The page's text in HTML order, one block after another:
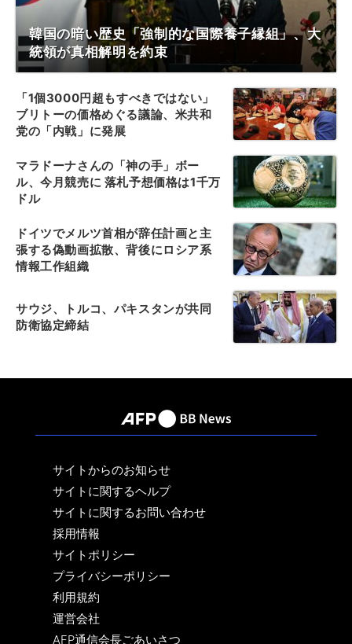
韓国の暗い歴史「強制的な国際養子縁組」、大
統領が真相解明を約束
「1個3000円超もすべきではない」
ブリトーの価格めぐる議論、米共和
党の「内戦」に発展
マラドーナさんの「神の手」ボー
ル、今月競売に 落札予想価格は1千万
ドル
ドイツでメルツ首相が辞任計画と主
張する偽動画拡散、背後にロシア系
情報工作組織
サウジ、トルコ、パキスタンが共同
防衛協定締結
サイトからのお知らせ
サイトに関するヘルプ
サイトに関するお問い合わせ
採用情報
サイトポリシー
プライバシーポリシー
利用規約
運営会社
AFP通信会長ごあいさつ